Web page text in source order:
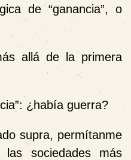
de “ganancia”, o
allá de la primera
¿había guerra?
supra, permítanme
sociedades más